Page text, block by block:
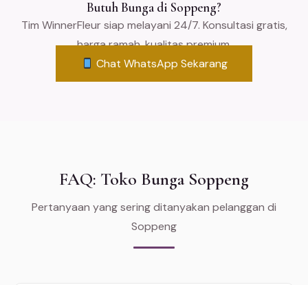
Butuh Bunga di Soppeng?
Tim WinnerFleur siap melayani 24/7. Konsultasi gratis,
harga ramah, kualitas premium.
Chat WhatsApp Sekarang
FAQ: Toko Bunga Soppeng
Pertanyaan yang sering ditanyakan pelanggan di
Soppeng